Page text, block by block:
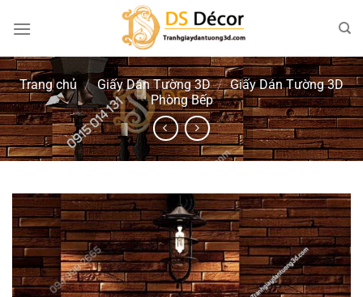
đến
dung
Trang chủ / Giấy Dán Tường 3D / Giấy Dán Tường 3D
Phòng Bếp